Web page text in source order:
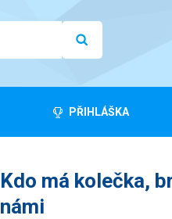
PŘIHLÁŠKA
Kdo má kolečka,
námi